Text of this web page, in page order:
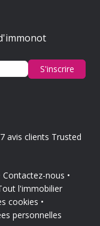
S'inscrire
avis clients Trusted
Contactez-nous
l'immobilier
cookies
personnelles